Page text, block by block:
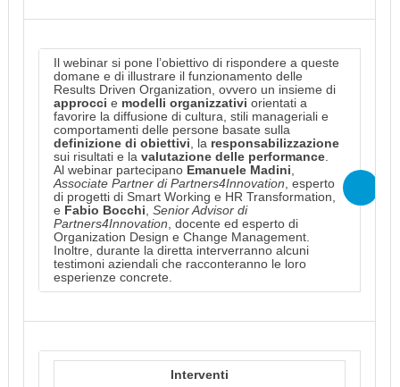
Il webinar si pone l’obiettivo di rispondere a queste
domane e di illustrare il funzionamento delle
Results Driven Organization, ovvero un insieme di
approcci e modelli organizzativiorientati a
favorire la diffusione di cultura, stili manageriali e
comportamenti delle persone basate sulla
definizione di obiettivi , la responsabilizzazione
sui risultati e la valutazione delle performance
Al webinar partecipano Emanuele Madini
Associate Partner di Partners4Innovation , esperto
di progetti di Smart Working e HR Transformation,
e Fabio Bocchi ,Senior Advisor di
Partners4Innovation , docente ed esperto di
Organization Design e Change Management.
Inoltre, durante la diretta interverranno alcuni
testimoni aziendali che racconteranno le loro
esperienze concrete.
Interventi